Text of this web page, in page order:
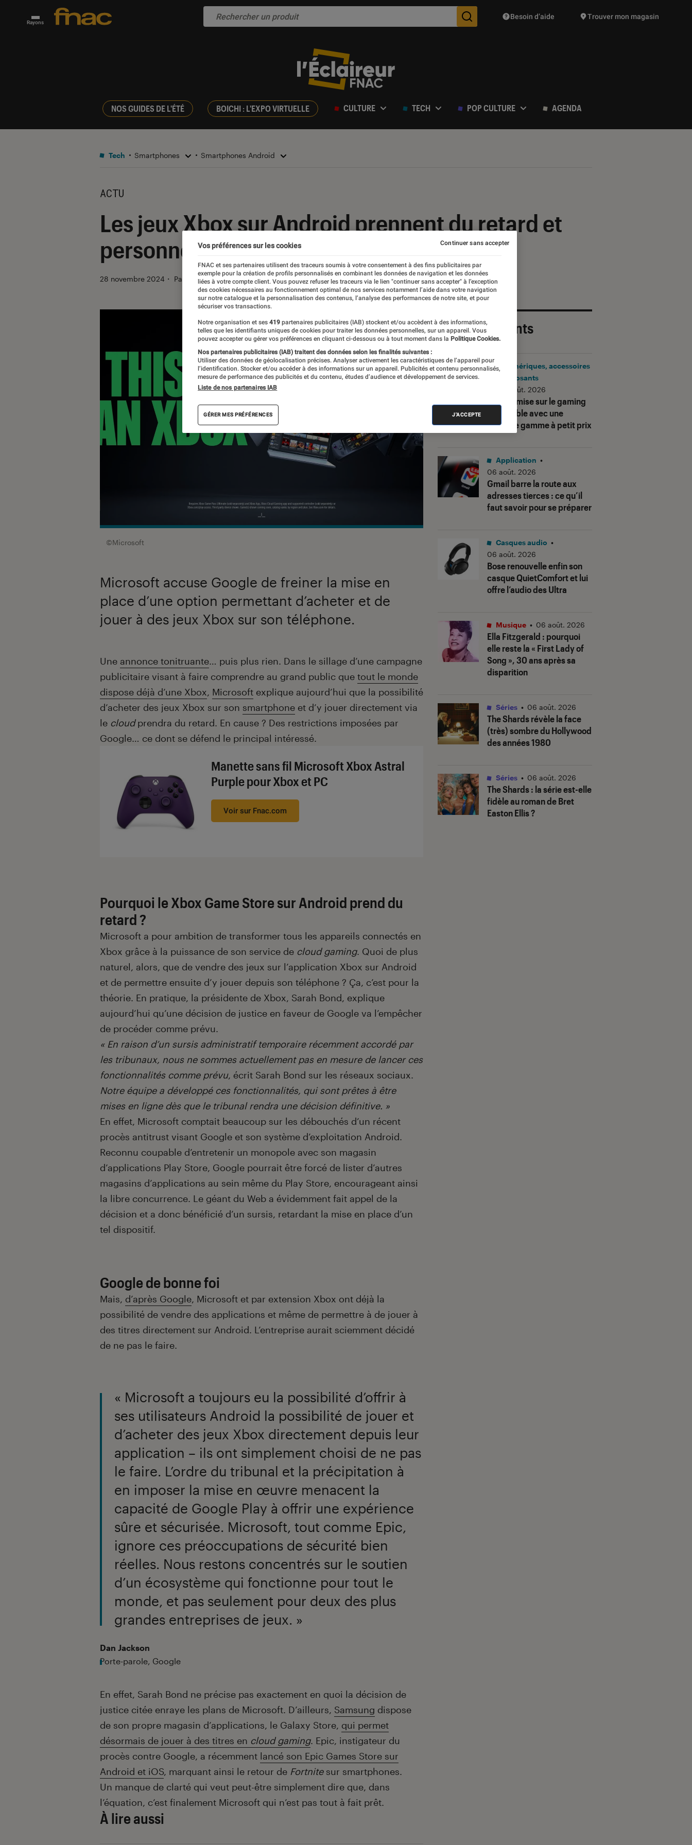
Rayons Des suggestions de produits vont vous être proposées
Besoin d’aide Trouver mon magasin
NOS GUIDES DE L'ÉTÉ BOICHI : L'EXPO VIRTUELLE CULTURE TECH POP CULTURE AGENDA
Tech Smartphones Smartphones Android
ACTU
Les jeux Xbox sur Android prennent du retard et
personne ne comprend pourquoi
28 novembre 2024 ・ Par Pierre Crochart
©Microsoft
Microsoft accuse Google de freiner la mise en
place d’une option permettant d’acheter et de
jouer à des jeux Xbox sur son téléphone.
Introduction
Une annonce tonitruante… puis plus rien. Dans le sillage d’une campagne
publicitaire visant à faire comprendre au grand public que tout le monde
dispose déjà d’une Xbox, Microsoft explique aujourd’hui que la possibilité
d’acheter des jeux Xbox sur son smartphone et d’y jouer directement via
le cloudprendra du retard. En cause ? Des restrictions imposées par
Google… ce dont se défend le principal intéressé.
Manette sans fil Microsoft Xbox Astral
Purple pour Xbox et PC
Voir sur Fnac.com
Pourquoi le Xbox Game Store sur Android prend du
retard ?
Microsoft a pour ambition de transformer tous les appareils connectés en
Xbox grâce à la puissance de son service de cloud gaming. Quoi de plus
naturel, alors, que de vendre des jeux sur l’application Xbox sur Android
et de permettre ensuite d’y jouer depuis son téléphone ? Ça, c’est pour la
théorie. En pratique, la présidente de Xbox, Sarah Bond, explique
aujourd’hui qu’une décision de justice en faveur de Google va l’empêcher
de procéder comme prévu.
« En raison d’un sursis administratif temporaire récemment accordé par
les tribunaux, nous ne sommes actuellement pas en mesure de lancer ces
fonctionnalités comme prévu, écrit Sarah Bond sur les réseaux sociaux.
Notre équipe a développé ces fonctionnalités, qui sont prêtes à être
mises en ligne dès que le tribunal rendra une décision définitive. »
En effet, Microsoft comptait beaucoup sur les débouchés d’un récent
procès antitrust visant Google et son système d’exploitation Android.
Reconnu coupable d’entretenir un monopole avec son magasin
d’applications Play Store, Google pourrait être forcé de lister d’autres
magasins d’applications au sein même du Play Store, encourageant ainsi
la libre concurrence. Le géant du Web a évidemment fait appel de la
décision et a donc bénéficié d’un sursis, retardant la mise en place d’un
tel dispositif.
Google de bonne foi
Mais, d’après Google, Microsoft et par extension Xbox ont déjà la
possibilité de vendre des applications et même de permettre à de jouer à
des titres directement sur Android. L’entreprise aurait sciemment décidé
de ne pas le faire.
« Microsoft a toujours eu la possibilité d’offrir à
ses utilisateurs Android la possibilité de jouer et
d’acheter des jeux Xbox directement depuis leur
application – ils ont simplement choisi de ne pas
le faire. L’ordre du tribunal et la précipitation à
en imposer la mise en œuvre menacent la
capacité de Google Play à offrir une expérience
sûre et sécurisée. Microsoft, tout comme Epic,
ignore ces préoccupations de sécurité bien
réelles. Nous restons concentrés sur le soutien
d’un écosystème qui fonctionne pour tout le
monde, et pas seulement pour deux des plus
grandes entreprises de jeux. »
Dan Jackson
Porte-parole, Google
En effet, Sarah Bond ne précise pas exactement en quoi la décision de
justice citée enraye les plans de Microsoft. D’ailleurs, Samsung dispose
de son propre magasin d’applications, le Galaxy Store, qui permet
désormais de jouer à des titres en cloud gaming. Epic, instigateur du
procès contre Google, a récemment lancé son Epic Games Store sur
Android et iOS, marquant ainsi le retour de Fortnitesur smartphones.
Un manque de clarté qui veut peut-être simplement dire que, dans
l’équation, c’est finalement Microsoft qui n’est pas tout à fait prêt.
À lire aussi
Les plus récents
Corsair mise sur le gaming
accessible avec une
nouvelle gamme à petit prix
Périphériques, accessoires
et composants
06 août. 2026
Gmail barre la route aux
adresses tierces : ce qu’il
faut savoir pour se préparer
Application •
06 août. 2026
Bose renouvelle enfin son
casque QuietComfort et lui
offre l’audio des Ultra
Casques audio •
06 août. 2026
Ella Fitzgerald : pourquoi
elle reste la « First Lady of
Song », 30 ans après sa
disparition
Musique • 06 août. 2026
The Shardsrévèle la face
(très) sombre du Hollywood
des années 1980
Séries • 06 août. 2026
The Shards: la série est-elle
fidèle au roman de Bret
Easton Ellis ?
Séries • 06 août. 2026
Vos préférences sur les cookies
FNAC et ses partenaires utilisent des traceurs soumis à votre consentement à des fins publicitaires par
exemple pour la création de profils personnalisés en combinant les données de navigation et les données
liées à votre compte client. Vous pouvez refuser les traceurs via le lien "continuer sans accepter" à l’exception
des cookies nécessaires au fonctionnement optimal de nos services notamment l’aide dans votre navigation
sur notre catalogue et la personnalisation des contenus, l’analyse des performances de notre site, et pour
sécuriser vos transactions.
Notre organisation et ses 419 partenaires publicitaires (IAB) stockent et/ou accèdent à des informations,
telles que les identifiants uniques de cookies pour traiter les données personnelles, sur un appareil. Vous
pouvez accepter ou gérer vos préférences en cliquant ci-dessous ou à tout moment dans la Politique Cookies.
Nos partenaires publicitaires (IAB) traitent des données selon les finalités suivantes :
Utiliser des données de géolocalisation précises. Analyser activement les caractéristiques de l’appareil pour
l’identification. Stocker et/ou accéder à des informations sur un appareil. Publicités et contenu personnalisés,
mesure de performance des publicités et du contenu, études d’audience et développement de services.
Liste de nos partenaires IAB
GÉRER MES PRÉFÉRENCES J'ACCEPTE
Continuer sans accepter